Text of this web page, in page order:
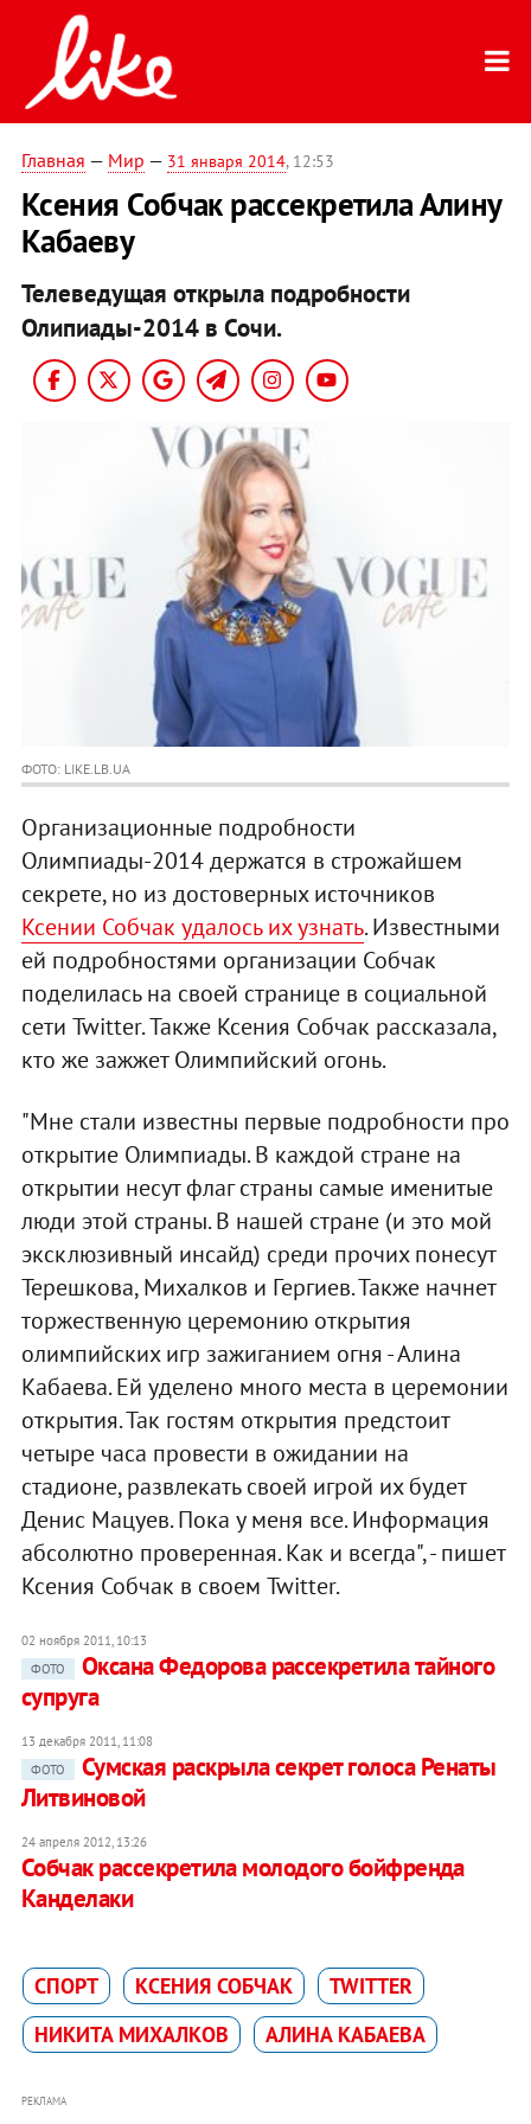
Главная — Мир — 31 января 2014, 12:53
Ксения Собчак рассекретила Алину
Кабаеву
Телеведущая открыла подробности
Олипиады-2014 в Сочи.
ФОТО: LIKE.LB.UA
Организационные подробности
Олимпиады-2014 держатся в строжайшем
секрете, но из достоверных источников
Ксении Собчак удалось их узнать. Известными
ей подробностями организации Собчак
поделилась на своей странице в социальной
сети Twitter. Также Ксения Собчак рассказала,
кто же зажжет Олимпийский огонь.
"Мне стали известны первые подробности про
открытие Олимпиады. В каждой стране на
открытии несут флаг страны самые именитые
люди этой страны. В нашей стране (и это мой
эксклюзивный инсайд) среди прочих понесут
Терешкова, Михалков и Гергиев. Также начнет
торжественную церемонию открытия
олимпийских игр зажиганием огня - Алина
Кабаева. Ей уделено много места в церемонии
открытия. Так гостям открытия предстоит
четыре часа провести в ожидании на
стадионе, развлекать своей игрой их будет
Денис Мацуев. Пока у меня все. Информация
абсолютно проверенная. Как и всегда", - пишет
Ксения Собчак в своем Twitter.
02 ноября 2011, 10:13
ФОТО
Оксана Федорова рассекретила тайного
супруга
13 декабря 2011, 11:08
ФОТО
Сумская раскрыла секрет голоса Ренаты
Литвиновой
24 апреля 2012, 13:26
Собчак рассекретила молодого бойфренда
Канделаки
СПОРТ КСЕНИЯ СОБЧАК
TWITTER
НИКИТА МИХАЛКОВ
АЛИНА КАБАЕВА
РЕКЛАМА